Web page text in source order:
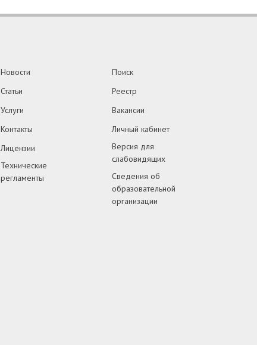
Новости
Статьи
Услуги
Контакты
Лицензии
Технические
регламенты
Поиск
Реестр
Вакансии
Личный кабинет
Версия для
слабовидящих
Сведения об
образовательной
организации